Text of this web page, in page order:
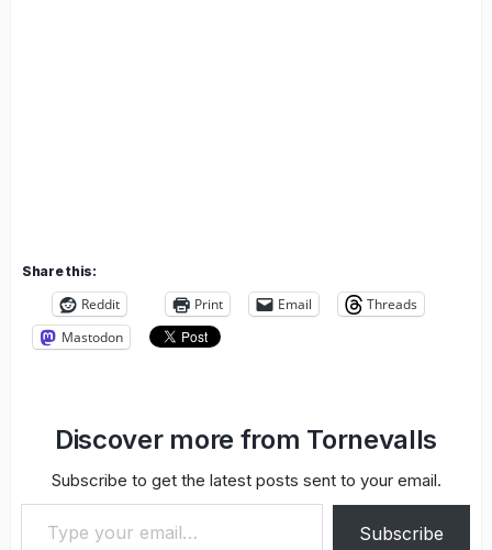
Share this:
Reddit Print Email
Threads
Mastodon
Discover more from Tornevalls
Subscribe to get the latest posts sent to your email.
Type your email…
Subscribe